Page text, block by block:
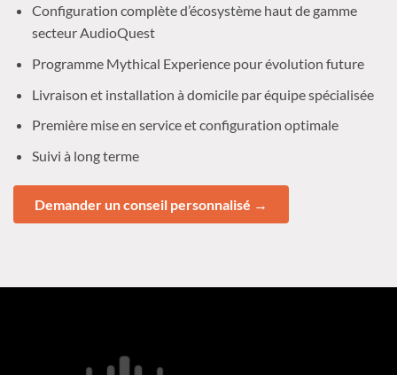
Configuration complète d’écosystème haut de gamme
secteur AudioQuest
Programme Mythical Experience pour évolution future
Livraison et installation à domicile par équipe spécialisée
Première mise en service et configuration optimale
Suivi à long terme
Demander un conseil personnalisé →